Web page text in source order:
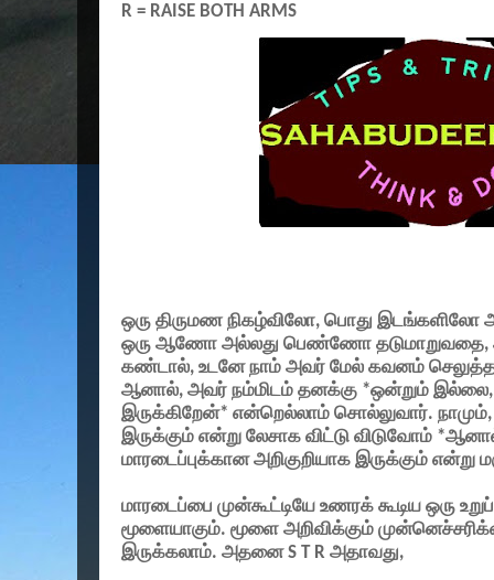
R = RAISE BOTH ARMS
ஒரு திருமண நிகழ்விலோ, பொது இடங்களிலோ
ஒரு ஆணோ அல்லது பெண்ணோ தடுமாறுவதை,
கண்டால், உடனே நாம் அவர் மேல் கவனம்
ஆனால், அவர் நம்மிடம் தனக்கு *ஒன்றும் இல்லை
இருக்கிறேன்* என்றெல்லாம் சொல்லுவார். நாமும்
இருக்கும் என்று லேசாக விட்டு விடுவோம்
மாரடைப்புக்கான அறிகுறியாக இருக்கும்
மாரடைப்பை முன்கூட்டியே உணரக் கூடிய ஒரு
மூளையாகும். மூளை அறிவிக்கும்
இருக்கலாம். அதனைS T R அதாவது,